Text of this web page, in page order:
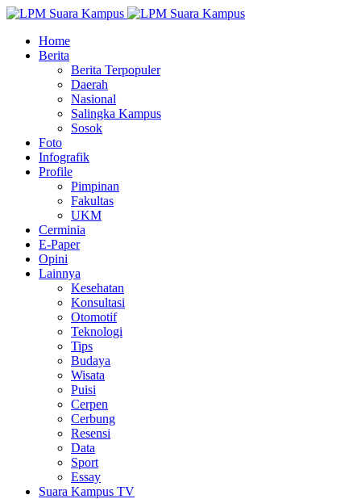
Home
Berita
Berita Terpopuler
Daerah
Nasional
Salingka Kampus
Sosok
Foto
Infografik
Profile
Pimpinan
Fakultas
UKM
Cerminia
E-Paper
Opini
Lainnya
Kesehatan
Konsultasi
Otomotif
Teknologi
Tips
Budaya
Wisata
Puisi
Cerpen
Cerbung
Resensi
Data
Sport
Essay
Suara Kampus TV